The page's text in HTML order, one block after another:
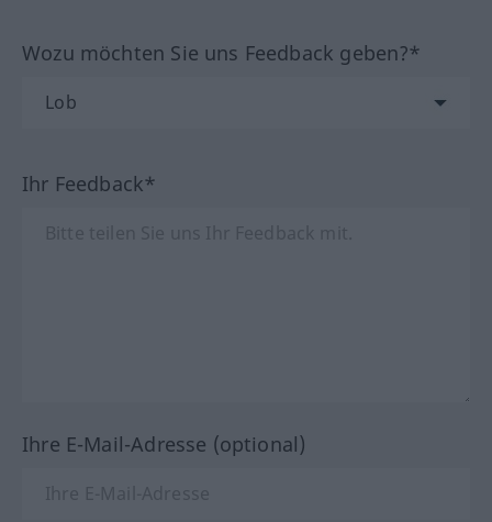
Wozu möchten Sie uns Feedback geben?*
Ihr Feedback*
Ihre E-Mail-Adresse (optional)